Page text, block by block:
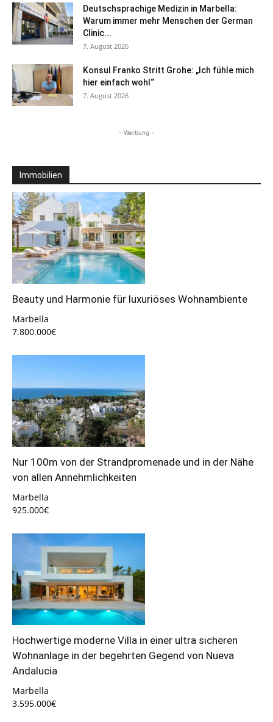
Deutschsprachige Medizin in Marbella:
Warum immer mehr Menschen der German
Clinic...
7. August 2026
Konsul Franko Stritt Grohe: „Ich fühle mich
hier einfach wohl“
7. August 2026
- Werbung -
Immobilien
Beauty und Harmonie für luxuriöses Wohnambiente
Marbella
7.800.000€
Nur 100m von der Strandpromenade und in der Nähe
von allen Annehmlichkeiten
Marbella
925.000€
Hochwertige moderne Villa in einer ultra sicheren
Wohnanlage in der begehrten Gegend von Nueva
Andalucia
Marbella
3.595.000€